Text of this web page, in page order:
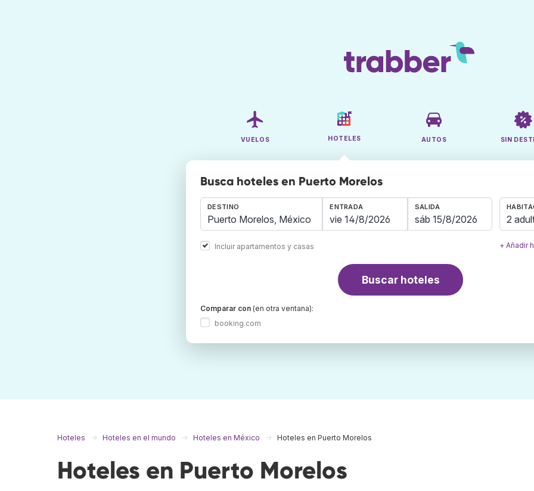
VUELOS HOTELES AUTOS SIN
Busca hoteles en Puerto Morelos
DESTINO
Incluir apartamentos y casas
ENTRADA SALIDA
2
+ Añadir
Buscar hoteles
Comparar con (en otra ventana):
booking.com
Hoteles Hoteles en el mundo Hoteles en México Hoteles en Puerto Morelos
Hoteles en Puerto Morelos